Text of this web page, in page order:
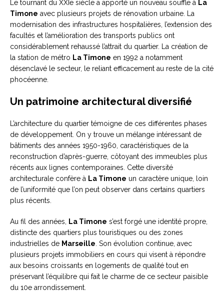
Le tournant du XXIe siècle a apporté un nouveau souffle à La
Timone avec plusieurs projets de rénovation urbaine. La
modernisation des infrastructures hospitalières, l’extension des
facultés et l’amélioration des transports publics ont
considérablement rehaussé l’attrait du quartier. La création de
la station de métro La Timone en 1992 a notamment
désenclavé le secteur, le reliant efficacement au reste de la cité
phocéenne.
Un patrimoine architectural diversifié
L’architecture du quartier témoigne de ces différentes phases
de développement. On y trouve un mélange intéressant de
bâtiments des années 1950-1960, caractéristiques de la
reconstruction d’après-guerre, côtoyant des immeubles plus
récents aux lignes contemporaines. Cette diversité
architecturale confère à La Timone un caractère unique, loin
de l’uniformité que l’on peut observer dans certains quartiers
plus récents.
Au fil des années, La Timone s’est forgé une identité propre,
distincte des quartiers plus touristiques ou des zones
industrielles de Marseille. Son évolution continue, avec
plusieurs projets immobiliers en cours qui visent à répondre
aux besoins croissants en logements de qualité tout en
préservant l’équilibre qui fait le charme de ce secteur paisible
du 10e arrondissement.